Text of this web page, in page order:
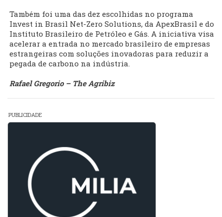
Também foi uma das dez escolhidas no programa
Invest in Brasil Net-Zero Solutions, da ApexBrasil e do
Instituto Brasileiro de Petróleo e Gás. A iniciativa visa
acelerar a entrada no mercado brasileiro de empresas
estrangeiras com soluções inovadoras para reduzir a
pegada de carbono na indústria.
Rafael Gregorio – The Agribiz
PUBLICIDADE